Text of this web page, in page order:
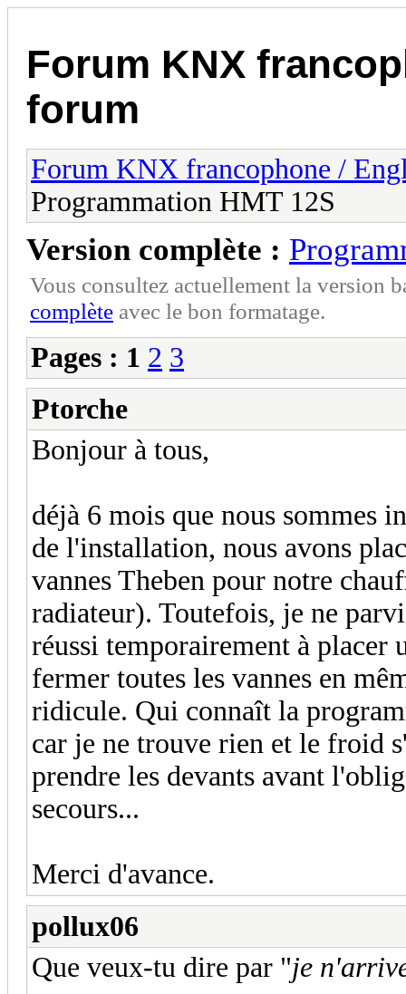
Forum KNX
forum
Forum KNX francophone /
Programmation HMT 12S
Version complète :
Vous consultez actuellement la version
complète avec le bon formatage.
Pages : 1 2 3
Ptorche
Bonjour à tous,
déjà 6 mois que nous sommes
de l'installation, nous avons
vannes Theben pour notre
radiateur). Toutefois, je ne
réussi temporairement à
fermer toutes les vannes en
ridicule. Qui connaît la
car je ne trouve rien et le froid
prendre les devants avant
secours...
Merci d'avance.
pollux06
Que veux-tu dire par "je